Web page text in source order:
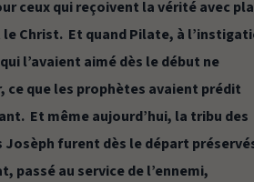
ceux qui reçoivent la vérité avec
Christ. Et quand Pilate, à
l’avaient aimé dès le début ne
que les prophètes avaient prédit
Et même aujourd’hui, la tribu des
Josèph furent dès le départ
passé au service de l’ennemi,